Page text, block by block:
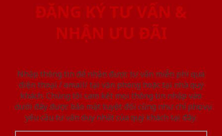
ĐĂNG KÝ TƯ VẤN &
NHẬN ƯU ĐÃI
Nhập thông tin để nhận được tư vấn miễn phí qua
điện thoại / email/ tại văn phòng hoặc tại nhà quý
khách. Chúng tôi cam kết mọi thông tin nhập vào
dưới đây được bảo mật tuyệt đối cũng như chỉ phục vụ
yêu cầu tư vấn duy nhất của quý khách tại đây.